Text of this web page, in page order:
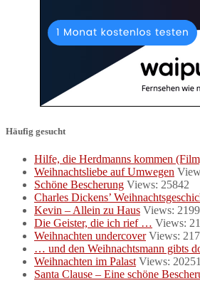
Häufig gesucht
Hilfe, die Herdmanns kommen
Weihnachtsliebe auf Umwegen
Schöne Bescherung Views: 25842
Charles Dickens’
Kevin – Allein zu Haus Views:
Die Geister, die ich rief … Views:
Weihnachten undercover Views:
… und den Weihnachtsmann gibts
Weihnachten im Palast Views: 20251
Santa Clause – Eine schöne